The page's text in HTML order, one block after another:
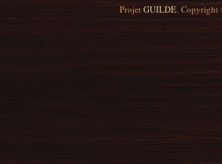
Projet GUILDE. Copyright